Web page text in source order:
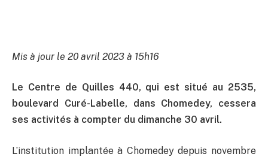
Mis à jour le 20 avril 2023 à 15h16
Le Centre de Quilles 440, qui est situé au 2535,
boulevard Curé-Labelle, dans Chomedey, cessera
ses activités à compter du dimanche 30 avril.
L’institution implantée à Chomedey depuis novembre